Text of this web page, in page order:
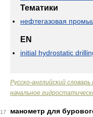
Тематики
нефтегазовая
EN
initial hydrostatic
Русско-английский
начальное
17
манометр для